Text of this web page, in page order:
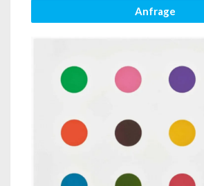
Anfrage